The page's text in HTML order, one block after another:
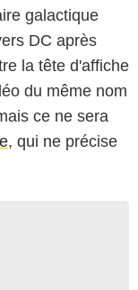
galactique
DC après
la tête d'affiche
du même nom
ce ne sera
, qui ne précise